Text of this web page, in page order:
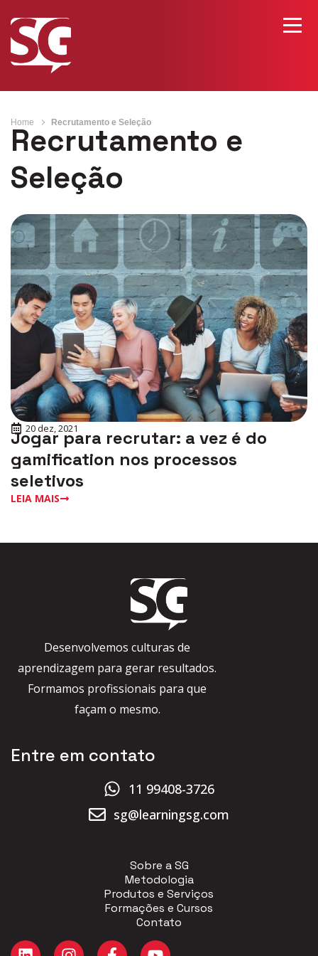
Home Recrutamento e Seleção
Recrutamento e
Seleção
20 dez, 2021
Jogar para recrutar: a vez é do
gamification nos processos
seletivos
LEIA MAIS
Desenvolvemos culturas de
aprendizagem para gerar resultados.
Formamos profissionais para que
façam o mesmo.
Entre em contato
11 99408-3726
sg@learningsg.com
Sobre a SG
Metodologia
Produtos e Serviços
Formações e Cursos
Contato